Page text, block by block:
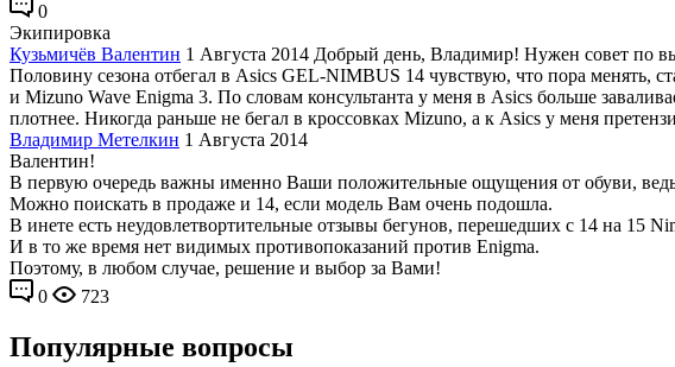
0
Экипировка
Кузьмичёв Валентин 1 Августа 2014 Добрый день, Владимир! Нужен совет по
Половину сезона отбегал в Asics GEL-NIMBUS 14 чувствую, что пора менять,
и Mizuno Wave Enigma 3. По словам консультанта у меня в Asics больше
плотнее. Никогда раньше не бегал в кроссовках Mizuno, а к Asics у меня
Владимир Метелкин 1 Августа 2014
Валентин!
В первую очередь важны именно Ваши положительные ощущения от обуви,
Можно поискать в продаже и 14, если модель Вам очень подошла.
В инете есть неудовлетвортительные отзывы бегунов, перешедших с 14 на 15
И в то же время нет видимых противопоказаний против Enigma.
Поэтому, в любом случае, решение и выбор за Вами!
0
723
Популярные вопросы